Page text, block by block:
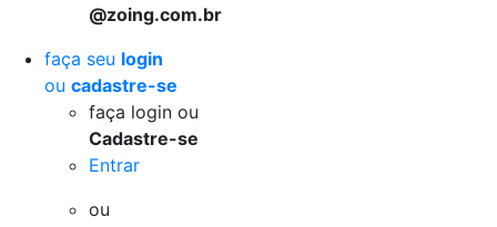
@zoing.com.br
faça seu login
ou cadastre-se
faça login ou
Cadastre-se
Entrar
ou